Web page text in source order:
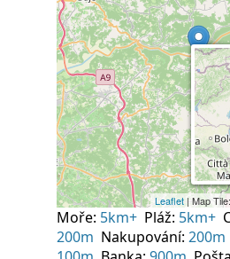
Moře: 5km+ Pláž: 5km+
200m Nakupování: 200m